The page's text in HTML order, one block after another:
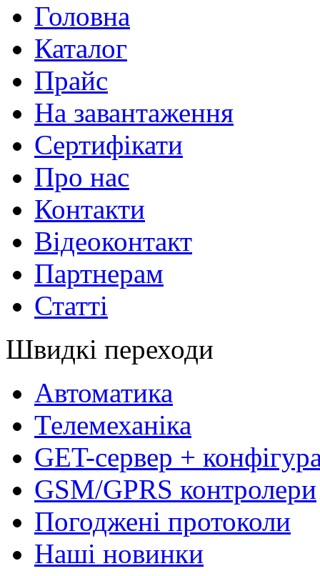
Головна
Каталог
Прайс
На завантаження
Сертифікати
Про нас
Контакти
Відеоконтакт
Партнерам
Статті
Швидкі переходи
Автоматика
Телемеханіка
GET-сервер +
GSM/GPRS контролери
Погоджені протоколи
Наші новинки